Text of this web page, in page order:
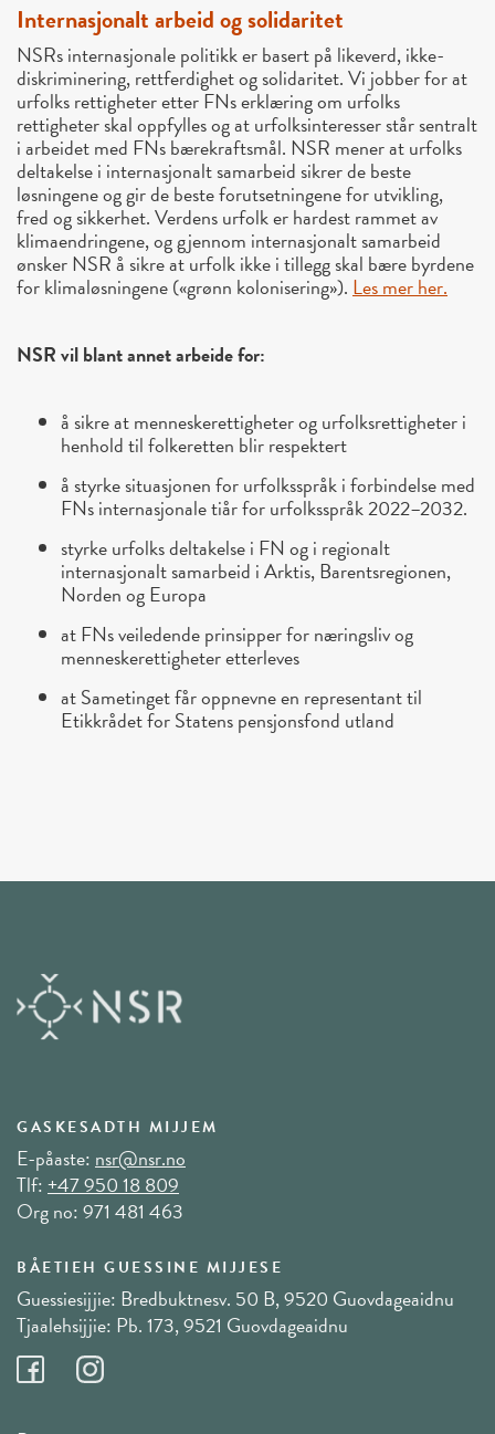
Internasjonalt arbeid og solidaritet
NSRs internasjonale politikk er basert på likeverd, ikke-
diskriminering, rettferdighet og solidaritet. Vi jobber for at
urfolks rettigheter etter FNs erklæring om urfolks
rettigheter skal oppfylles og at urfolksinteresser står sentralt
i arbeidet med FNs bærekraftsmål. NSR mener at urfolks
deltakelse i internasjonalt samarbeid sikrer de beste
løsningene og gir de beste forutsetningene for utvikling,
fred og sikkerhet. Verdens urfolk er hardest rammet av
klimaendringene, og gjennom internasjonalt samarbeid
ønsker NSR å sikre at urfolk ikke i tillegg skal bære byrdene
for klimaløsningene («grønn kolonisering»). Les mer her.
NSR vil blant annet arbeide for:
å sikre at menneskerettigheter og urfolksrettigheter i
henhold til folkeretten blir respektert
å styrke situasjonen for urfolksspråk i forbindelse med
FNs internasjonale tiår for urfolksspråk 2022–2032.
styrke urfolks deltakelse i FN og i regionalt
internasjonalt samarbeid i Arktis, Barentsregionen,
Norden og Europa
at FNs veiledende prinsipper for næringsliv og
menneskerettigheter etterleves
at Sametinget får oppnevne en representant til
Etikkrådet for Statens pensjonsfond utland
GASKESADTH MIJJEM
E-påaste: nsr@nsr.no
Tlf:+47 950 18 809
Org no: 971 481 463
BÅETIEH GUESSINE MIJJESE
Guessiesijjie: Bredbuktnesv. 50 B, 9520 Guovdageaidnu
Tjaalehsijjie: Pb. 173, 9521 Guovdageaidnu